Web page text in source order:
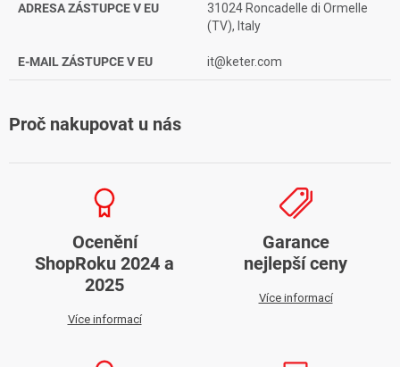
ADRESA ZÁSTUPCE V EU
31024 Roncadelle di Ormelle
(TV), Italy
E-MAIL ZÁSTUPCE V EU it@keter.com
Proč nakupovat u nás
Ocenění
ShopRoku 2024 a
2025
Více informací
Garance
nejlepší ceny
Více informací